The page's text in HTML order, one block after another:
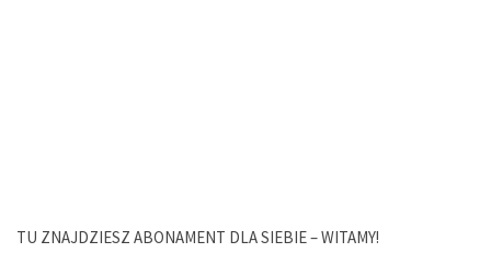
TU ZNAJDZIESZ ABONAMENT DLA SIEBIE – WITAMY!